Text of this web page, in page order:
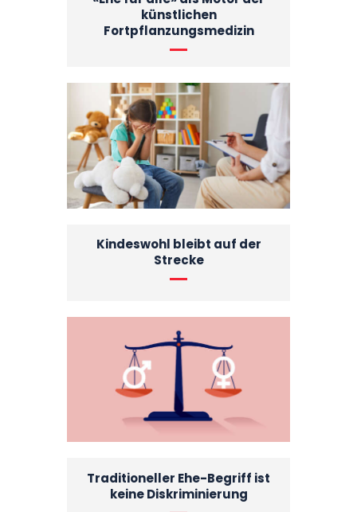
künstlichen
Fortpflanzungsmedizin
Kindeswohl bleibt auf der
Strecke
Traditioneller Ehe-Begriff ist
keine Diskriminierung